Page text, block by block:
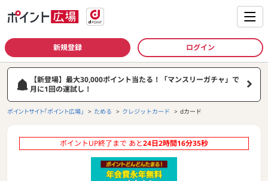
新規登録 ログイン
【新登場】最大30,000ポイント当たる！「マンスリーガチャ」で
月に1回の運試し！
ポイントサイト「ポイント広場」 ためる クレジットカード dカード
ポイントUP終了まで あと24日2時間16分35秒